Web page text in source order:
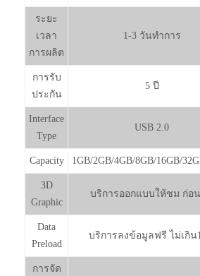
ระยะ
เวลา
การผลิต
1-3 วันทำการ
การรับ
ประกัน
5 ปี
Interface
Type
USB 2.0
Capacity 1GB/2GB/4GB/8GB/16GB/
3D
Graphic
บริการออกแบบให้ชม ก่อ
Data
Preload
บริการลงข้อมูลฟรี ไม่เกิน
การจัด